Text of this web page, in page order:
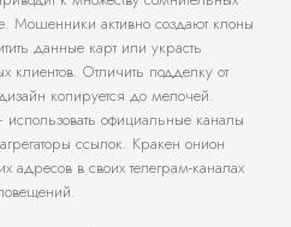
Мошенники активно создают клоны
данные карт или украсть
клиентов. Отличить подделку от
копируется до мелочей.
официальные каналы
ссылок. Кракен онион
адресов в своих телеграм-каналах